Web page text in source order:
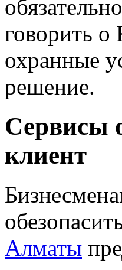
говорить о
охранные
решение.
Сервисы
клиент
Алматы